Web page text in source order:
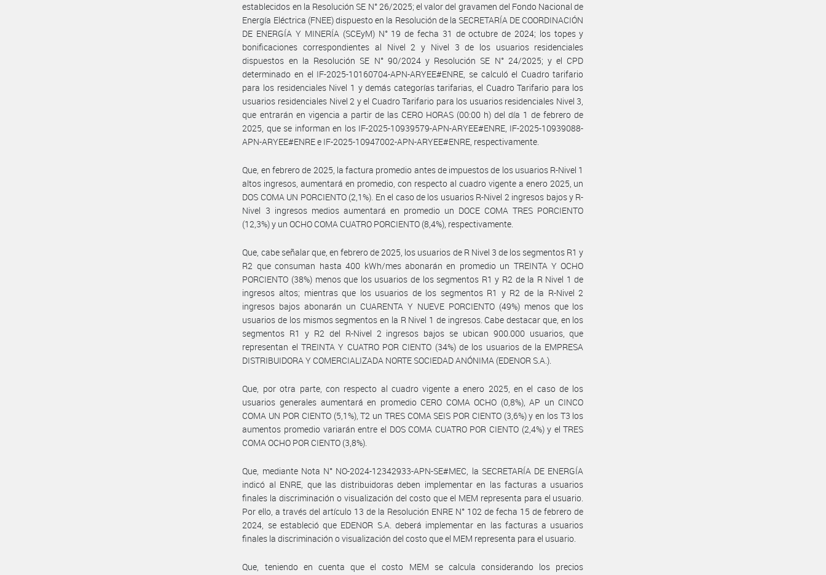
establecidos en la Resolución SE N° 26/2025; el valor del gravamen del Fondo Nacional de
Energía Eléctrica (FNEE) dispuesto en la Resolución de la SECRETARÍA DE COORDINACIÓN
DE ENERGÍA Y MINERÍA (SCEyM) N° 19 de fecha 31 de octubre de 2024; los topes y
bonificaciones correspondientes al Nivel 2 y Nivel 3 de los usuarios residenciales
dispuestos en la Resolución SE N° 90/2024 y Resolución SE N° 24/2025; y el CPD
determinado en el IF-2025-10160704-APN-ARYEE#ENRE, se calculó el Cuadro tarifario
para los residenciales Nivel 1 y demás categorías tarifarias, el Cuadro Tarifario para los
usuarios residenciales Nivel 2 y el Cuadro Tarifario para los usuarios residenciales Nivel 3,
que entrarán en vigencia a partir de las CERO HORAS (00:00 h) del día 1 de febrero de
2025, que se informan en los IF-2025-10939579-APN-ARYEE#ENRE, IF-2025-10939088-
APN-ARYEE#ENRE e IF-2025-10947002-APN-ARYEE#ENRE, respectivamente.
Que, en febrero de 2025, la factura promedio antes de impuestos de los usuarios R-Nivel 1
altos ingresos, aumentará en promedio, con respecto al cuadro vigente a enero 2025, un
DOS COMA UN PORCIENTO (2,1%). En el caso de los usuarios R-Nivel 2 ingresos bajos y R-
Nivel 3 ingresos medios aumentará en promedio un DOCE COMA TRES PORCIENTO
(12,3%) y un OCHO COMA CUATRO PORCIENTO (8,4%), respectivamente.
Que, cabe señalar que, en febrero de 2025, los usuarios de R Nivel 3 de los segmentos R1 y
R2 que consuman hasta 400 kWh/mes abonarán en promedio un TREINTA Y OCHO
PORCIENTO (38%) menos que los usuarios de los segmentos R1 y R2 de la R Nivel 1 de
ingresos altos; mientras que los usuarios de los segmentos R1 y R2 de la R-Nivel 2
ingresos bajos abonarán un CUARENTA Y NUEVE PORCIENTO (49%) menos que los
usuarios de los mismos segmentos en la R Nivel 1 de ingresos. Cabe destacar que, en los
segmentos R1 y R2 del R-Nivel 2 ingresos bajos se ubican 900.000 usuarios, que
representan el TREINTA Y CUATRO POR CIENTO (34%) de los usuarios de la EMPRESA
DISTRIBUIDORA Y COMERCIALIZADA NORTE SOCIEDAD ANÓNIMA (EDENOR S.A.).
Que, por otra parte, con respecto al cuadro vigente a enero 2025, en el caso de los
usuarios generales aumentará en promedio CERO COMA OCHO (0,8%), AP un CINCO
COMA UN POR CIENTO (5,1%), T2 un TRES COMA SEIS POR CIENTO (3,6%) y en los T3 los
aumentos promedio variarán entre el DOS COMA CUATRO POR CIENTO (2,4%) y el TRES
COMA OCHO POR CIENTO (3,8%).
Que, mediante Nota N° NO-2024-12342933-APN-SE#MEC, la SECRETARÍA DE ENERGÍA
indicó al ENRE, que las distribuidoras deben implementar en las facturas a usuarios
finales la discriminación o visualización del costo que el MEM representa para el usuario.
Por ello, a través del artículo 13 de la Resolución ENRE N° 102 de fecha 15 de febrero de
2024, se estableció que EDENOR S.A. deberá implementar en las facturas a usuarios
finales la discriminación o visualización del costo que el MEM representa para el usuario.
Que, teniendo en cuenta que el costo MEM se calcula considerando los precios